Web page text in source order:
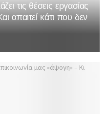
τις θέσεις εργασίας
απαιτεί κάτι που δεν